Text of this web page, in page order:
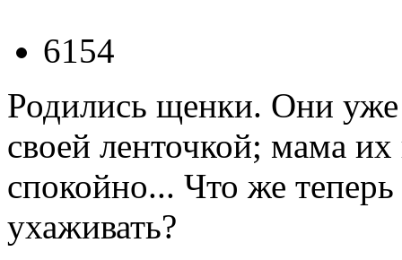
6154
Родились щенки. Они
своей ленточкой; мама
спокойно... Что же
ухаживать?